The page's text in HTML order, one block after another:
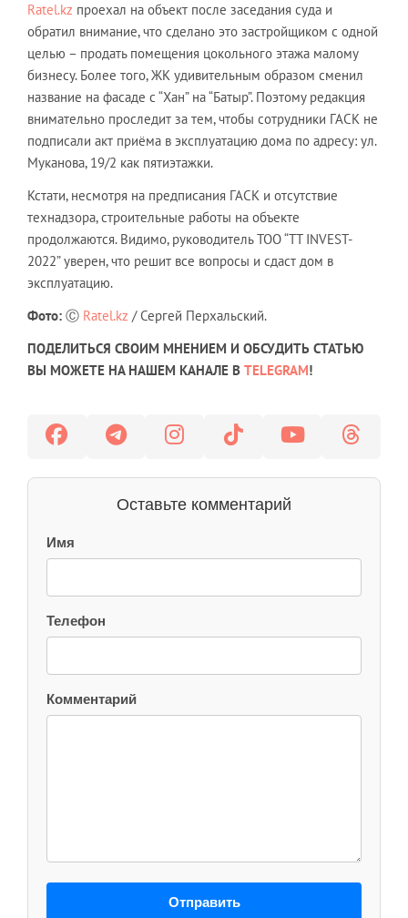
Ratel.kz проехал на объект после заседания суда и
обратил внимание, что сделано это застройщиком с одной
целью – продать помещения цокольного этажа малому
бизнесу. Более того, ЖК удивительным образом сменил
название на фасаде с “Хан” на “Батыр”. Поэтому редакция
внимательно проследит за тем, чтобы сотрудники ГАСК не
подписали акт приёма в эксплуатацию дома по адресу: ул.
Муканова, 19/2 как пятиэтажки.
Кстати, несмотря на предписания ГАСК и отсутствие
технадзора, строительные работы на объекте
продолжаются. Видимо, руководитель ТОО “TT INVEST-
2022” уверен, что решит все вопросы и сдаст дом в
эксплуатацию.
Фото: Ⓒ Ratel.kz / Сергей Перхальский.
ПОДЕЛИТЬСЯ СВОИМ МНЕНИЕМ И ОБСУДИТЬ СТАТЬЮ
ВЫ МОЖЕТЕ НА НАШЕМ КАНАЛЕ В TELEGRAM!
Оставьте комментарий
Имя
Телефон
Комментарий
Отправить